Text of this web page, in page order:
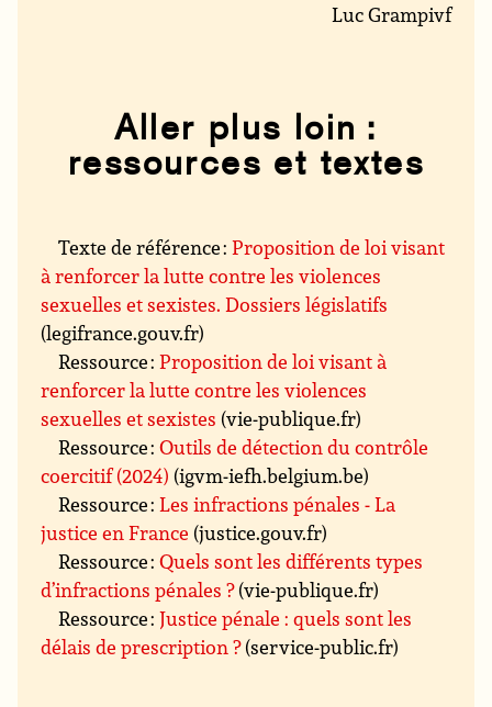
Luc Grampivf
Aller plus loin :
ressources et textes
Texte de référence :Proposition de loi visant
à renforcer la lutte contre les violences
sexuelles et sexistes. Dossiers législatifs
(legifrance.gouv.fr)
Ressource :Proposition de loi visant à
renforcer la lutte contre les violences
sexuelles et sexistes (vie-publique.fr)
Ressource :Outils de détection du contrôle
coercitif (2024) (igvm-iefh.belgium.be)
Ressource :Les infractions pénales - La
justice en France (justice.gouv.fr)
Ressource :Quels sont les différents types
d’infractions pénales ?(vie-publique.fr)
Ressource :Justice pénale : quels sont les
délais de prescription ?(service-public.fr)